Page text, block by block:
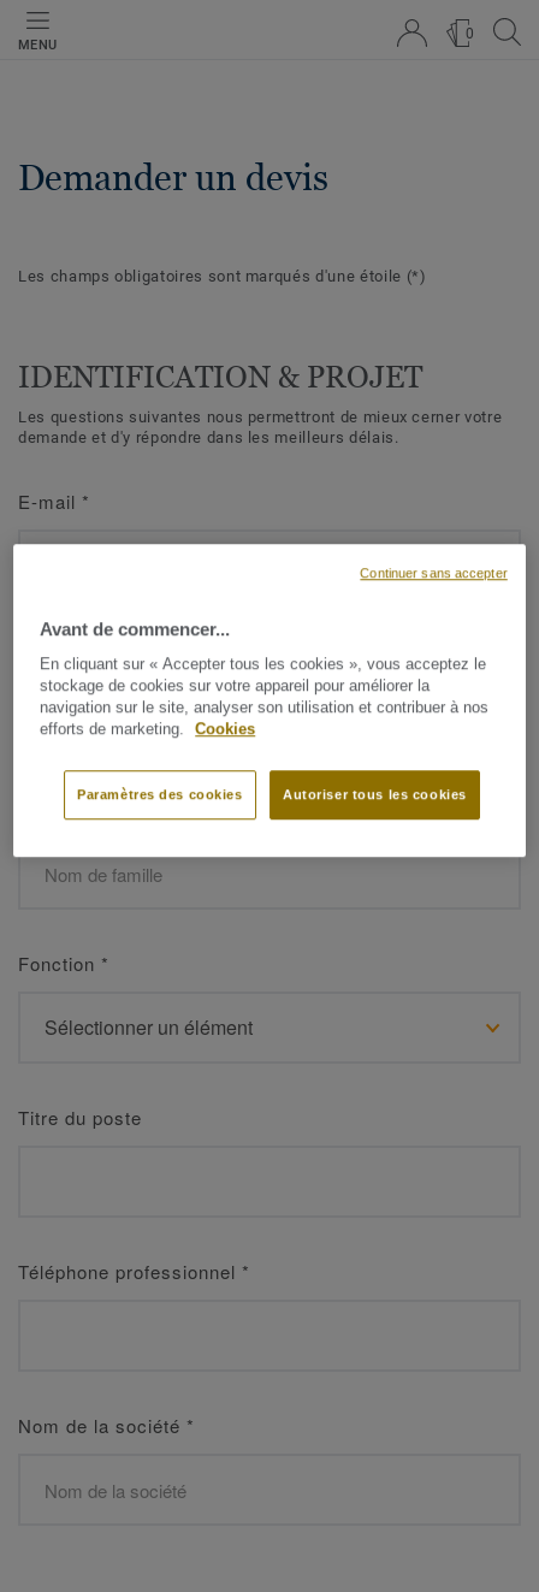
MENU
0
Demander un devis
Les champs obligatoires sont marqués d'une étoile (*)
IDENTIFICATION & PROJET
Les questions suivantes nous permettront de mieux cerner votre
demande et d'y répondre dans les meilleurs délais.
E-mail *
Prénom*
Fonction *
Titre du poste
Téléphone professionnel *
Nom de la société *
Avant de commencer...
En cliquant sur « Accepter tous les cookies », vous acceptez le
stockage de cookies sur votre appareil pour améliorer la
navigation sur le site, analyser son utilisation et contribuer à nos
efforts de marketing.
Cookies
Autoriser tous les cookies
Paramètres des cookies
Continuer sans accepter